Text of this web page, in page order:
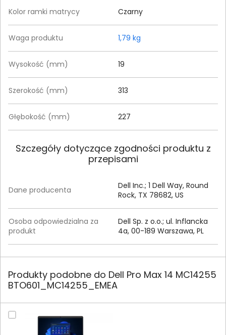
Kolor ramki matrycy Czarny
Waga produktu 1,79 kg
Wysokość (mm) 19
Szerokość (mm) 313
Głębokość (mm) 227
Szczegóły dotyczące zgodności produktu z
przepisami
Dane producenta
Dell Inc.; 1 Dell Way, Round
Rock, TX 78682, US
Osoba odpowiedzialna za
produkt
Dell Sp. z o.o.; ul. Inflancka
4a, 00-189 Warszawa, PL
Produkty podobne do Dell Pro Max 14 MC14255
BTO601_MC14255_EMEA